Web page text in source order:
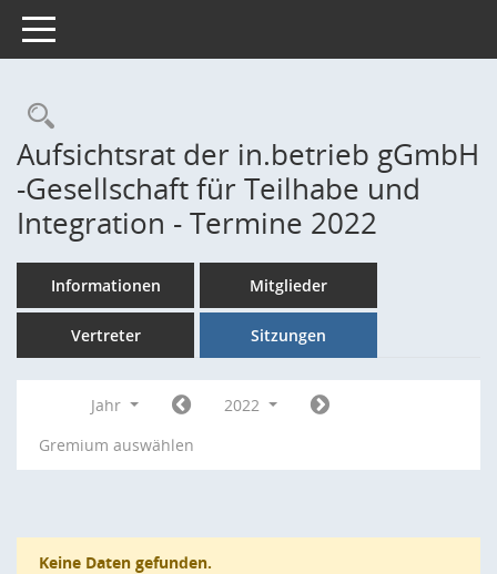
Toggle navigation
Rechercheauswahl
Aufsichtsrat der in.betrieb gGmbH
-Gesellschaft für Teilhabe und
Integration - Termine 2022
Informationen Mitglieder
Vertreter Sitzungen
Jahr
2022
Gremium auswählen
Keine Daten gefunden.